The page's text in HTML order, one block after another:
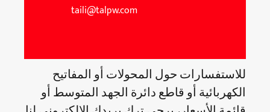
taili@talpw.com
للاستفسارات حول المحولات أو المفاتيح
الكهربائية أو قاطع دائرة الجهد المتوسط ​​أو